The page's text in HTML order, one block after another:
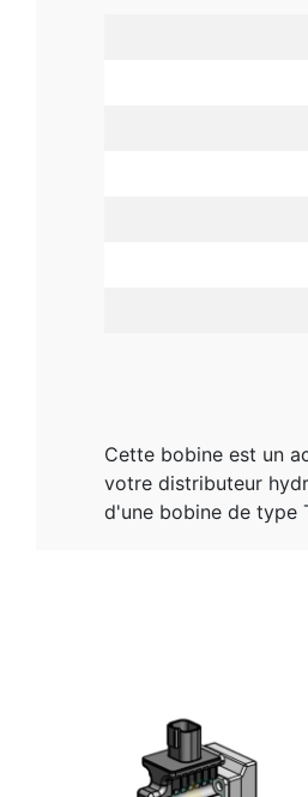
Cette bobine est un
votre distributeur
d'une bobine de type